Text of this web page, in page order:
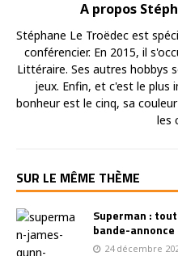
A propos
Stéphane Le Troëdec est
conférencier. En 2015, il
Littéraire. Ses autres hobbys
jeux. Enfin, et c'est le
bonheur est le cinq, sa
les
SUR LE MÊME THÈME
Superman :
bande-annonce
24 décembre